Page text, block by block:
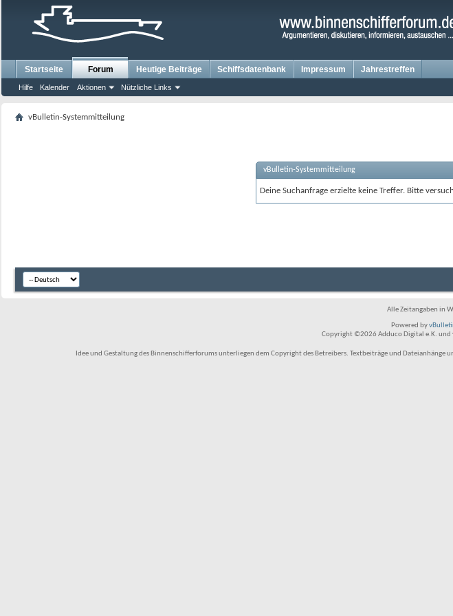
Startseite Forum
Hilfe Kalender Aktionen Nützliche Links
Heutige Beiträge Schiffsdatenbank Impressum Jahrestreffen
vBulletin-Systemmitteilung
vBulletin-Systemmitteilung
Deine Suchanfrage erzielte keine Treffer. Bitte
Alle Zeitangaben in
Powered by
Copyright ©2026 Adduco Digital e.K. und
Idee und Gestaltung des Binnenschifferforums unterliegen dem Copyright des Betreibers. Textbeiträge und